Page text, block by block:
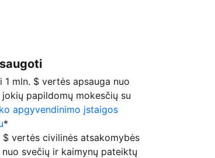
1 mln. $ vertės apsauga nuo
papildomų mokesčių su
apgyvendinimo įstaigos
*
$ vertės civilinės atsakomybės
nuo svečių ir kaimynų pateiktų